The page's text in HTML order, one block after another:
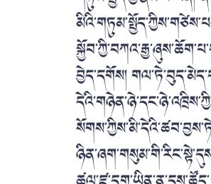
བྱེད་དགོས།